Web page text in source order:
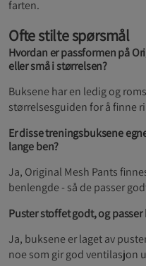
farten.
Ofte stilte spørsmål
Hvordan er passformen på
eller små i størrelsen?
Buksene har en ledig og
størrelsesguiden for å finne
Er disse treningsbuksene
lange ben?
Ja, Original Mesh Pants
benlengde - så de passer
Puster stoffet godt, og
Ja, buksene er laget av
noe som gir god ventilasjon